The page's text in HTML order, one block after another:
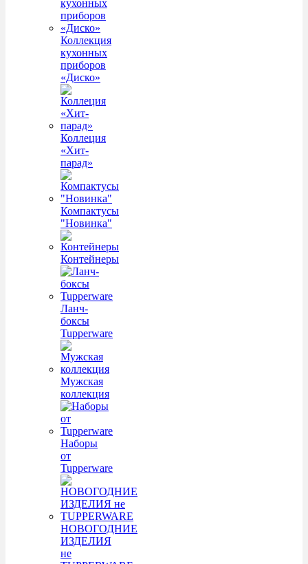
Коллекция
кухонных
приборов
«Диско»
Коллеция
«Хит-
парад»
Компактусы
"Новинка"
Контейнеры
Ланч-
боксы
Tupperware
Мужская
коллекция
Наборы
от
Tupperware
НОВОГОДНИЕ
ИЗДЕЛИЯ
не